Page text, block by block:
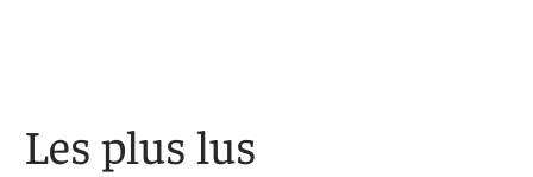
Les plus lus